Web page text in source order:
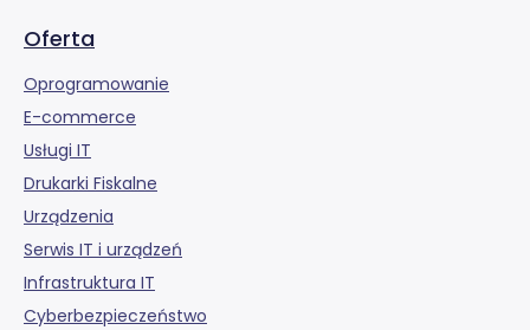
Oferta
Oprogramowanie
E-commerce
Usługi IT
Drukarki Fiskalne
Urządzenia
Serwis IT i urządzeń
Infrastruktura IT
Cyberbezpieczeństwo